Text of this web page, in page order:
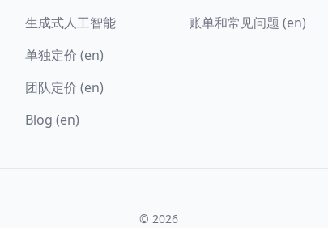
生成式人工智能
单独定价 (en)
团队定价 (en)
Blog (en)
账单和常见问题 (en)
© 2026